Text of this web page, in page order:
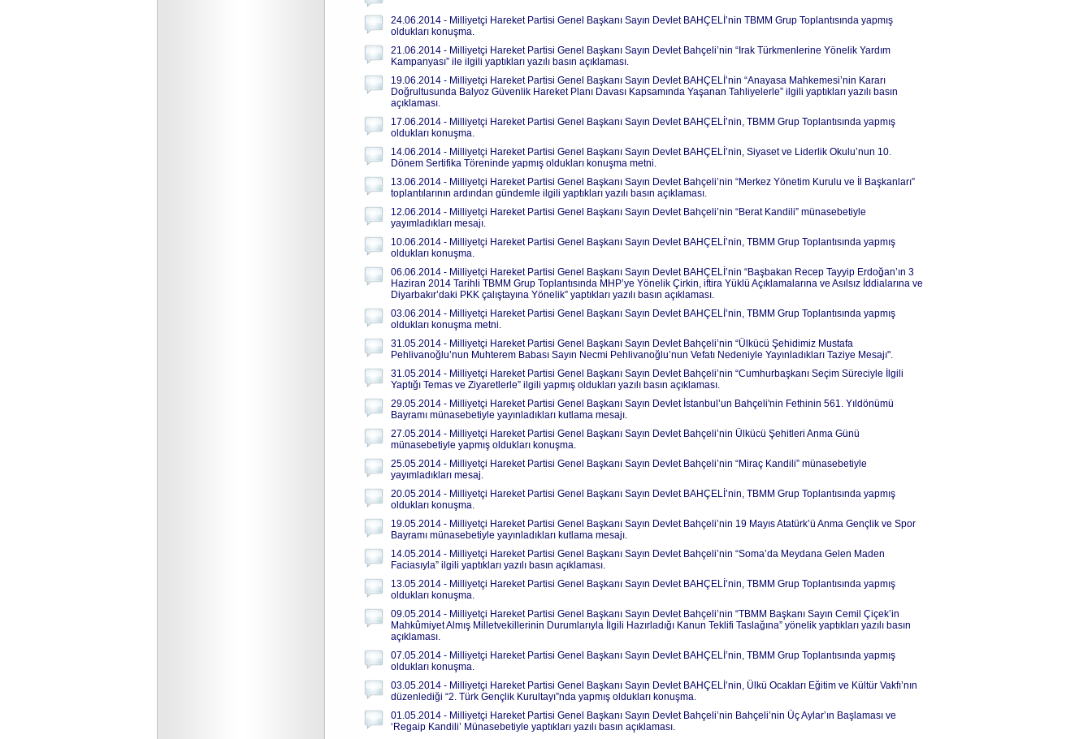
24.06.2014 - Milliyetçi Hareket Partisi Genel Başkanı Sayın Devlet BAHÇELİ’nin TBMM Grup Toplantısında yapmış
oldukları konuşma.
21.06.2014 - Milliyetçi Hareket Partisi Genel Başkanı Sayın Devlet Bahçeli’nin “Irak Türkmenlerine Yönelik Yardım
Kampanyası” ile ilgili yaptıkları yazılı basın açıklaması.
19.06.2014 - Milliyetçi Hareket Partisi Genel Başkanı Sayın Devlet BAHÇELİ’nin “Anayasa Mahkemesi’nin Kararı
Doğrultusunda Balyoz Güvenlik Hareket Planı Davası Kapsamında Yaşanan Tahliyelerle” ilgili yaptıkları yazılı basın
açıklaması.
17.06.2014 - Milliyetçi Hareket Partisi Genel Başkanı Sayın Devlet BAHÇELİ’nin, TBMM Grup Toplantısında yapmış
oldukları konuşma.
14.06.2014 - Milliyetçi Hareket Partisi Genel Başkanı Sayın Devlet BAHÇELİ’nin, Siyaset ve Liderlik Okulu’nun 10.
Dönem Sertifika Töreninde yapmış oldukları konuşma metni.
13.06.2014 - Milliyetçi Hareket Partisi Genel Başkanı Sayın Devlet Bahçeli’nin “Merkez Yönetim Kurulu ve İl Başkanları”
toplantılarının ardından gündemle ilgili yaptıkları yazılı basın açıklaması.
12.06.2014 - Milliyetçi Hareket Partisi Genel Başkanı Sayın Devlet Bahçeli’nin “Berat Kandili” münasebetiyle
yayımladıkları mesajı.
10.06.2014 - Milliyetçi Hareket Partisi Genel Başkanı Sayın Devlet BAHÇELİ’nin, TBMM Grup Toplantısında yapmış
oldukları konuşma.
06.06.2014 - Milliyetçi Hareket Partisi Genel Başkanı Sayın Devlet BAHÇELİ’nin “Başbakan Recep Tayyip Erdoğan’ın 3
Haziran 2014 Tarihli TBMM Grup Toplantısında MHP’ye Yönelik Çirkin, iftira Yüklü Açıklamalarına ve Asılsız İddialarına ve
Diyarbakır’daki PKK çalıştayına Yönelik” yaptıkları yazılı basın açıklaması.
03.06.2014 - Milliyetçi Hareket Partisi Genel Başkanı Sayın Devlet BAHÇELİ’nin, TBMM Grup Toplantısında yapmış
oldukları konuşma metni.
31.05.2014 - Milliyetçi Hareket Partisi Genel Başkanı Sayın Devlet Bahçeli’nin “Ülkücü Şehidimiz Mustafa
Pehlivanoğlu’nun Muhterem Babası Sayın Necmi Pehlivanoğlu’nun Vefatı Nedeniyle Yayınladıkları Taziye Mesajı".
31.05.2014 - Milliyetçi Hareket Partisi Genel Başkanı Sayın Devlet Bahçeli’nin “Cumhurbaşkanı Seçim Süreciyle İlgili
Yaptığı Temas ve Ziyaretlerle” ilgili yapmış oldukları yazılı basın açıklaması.
29.05.2014 - Milliyetçi Hareket Partisi Genel Başkanı Sayın Devlet İstanbul’un Bahçeli'nin Fethinin 561. Yıldönümü
Bayramı münasebetiyle yayınladıkları kutlama mesajı.
27.05.2014 - Milliyetçi Hareket Partisi Genel Başkanı Sayın Devlet Bahçeli’nin Ülkücü Şehitleri Anma Günü
münasebetiyle yapmış oldukları konuşma.
25.05.2014 - Milliyetçi Hareket Partisi Genel Başkanı Sayın Devlet Bahçeli’nin “Miraç Kandili” münasebetiyle
yayımladıkları mesaj.
20.05.2014 - Milliyetçi Hareket Partisi Genel Başkanı Sayın Devlet BAHÇELİ’nin, TBMM Grup Toplantısında yapmış
oldukları konuşma.
19.05.2014 - Milliyetçi Hareket Partisi Genel Başkanı Sayın Devlet Bahçeli’nin 19 Mayıs Atatürk’ü Anma Gençlik ve Spor
Bayramı münasebetiyle yayınladıkları kutlama mesajı.
14.05.2014 - Milliyetçi Hareket Partisi Genel Başkanı Sayın Devlet Bahçeli’nin “Soma’da Meydana Gelen Maden
Faciasıyla” ilgili yaptıkları yazılı basın açıklaması.
13.05.2014 - Milliyetçi Hareket Partisi Genel Başkanı Sayın Devlet BAHÇELİ’nin, TBMM Grup Toplantısında yapmış
oldukları konuşma.
09.05.2014 - Milliyetçi Hareket Partisi Genel Başkanı Sayın Devlet Bahçeli’nin “TBMM Başkanı Sayın Cemil Çiçek’in
Mahkûmiyet Almış Milletvekillerinin Durumlarıyla İlgili Hazırladığı Kanun Teklifi Taslağına” yönelik yaptıkları yazılı basın
açıklaması.
07.05.2014 - Milliyetçi Hareket Partisi Genel Başkanı Sayın Devlet BAHÇELİ’nin, TBMM Grup Toplantısında yapmış
oldukları konuşma.
03.05.2014 - Milliyetçi Hareket Partisi Genel Başkanı Sayın Devlet BAHÇELİ’nin, Ülkü Ocakları Eğitim ve Kültür Vakfı’nın
düzenlediği “2. Türk Gençlik Kurultayı”nda yapmış oldukları konuşma.
01.05.2014 - Milliyetçi Hareket Partisi Genel Başkanı Sayın Devlet Bahçeli’nin Bahçeli’nin Üç Aylar’ın Başlaması ve
‘Regaip Kandili’ Münasebetiyle yaptıkları yazılı basın açıklaması.